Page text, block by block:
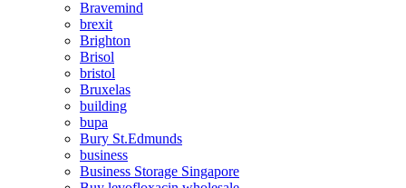
Bravemind
brexit
Brighton
Brisol
bristol
Bruxelas
building
bupa
Bury St.Edmunds
business
Business Storage Singapore